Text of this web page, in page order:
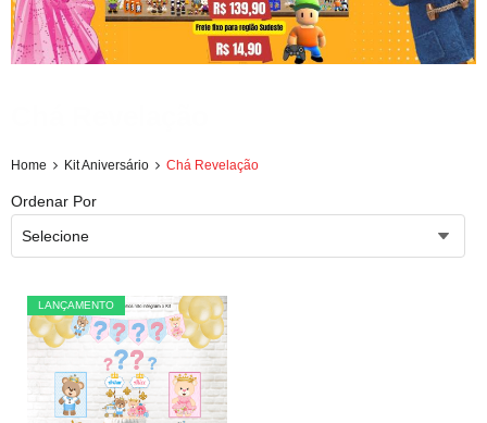
Home Kit Aniversário Chá Revelação
Ordenar Por
Selecione
LANÇAMENTO